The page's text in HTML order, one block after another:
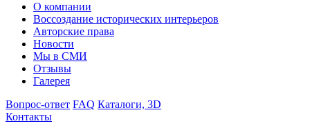
О компании
Воссоздание исторических интерьеров
Авторские права
Новости
Мы в СМИ
Отзывы
Галерея
Вопрос-ответ FAQ Каталоги, 3D
Контакты